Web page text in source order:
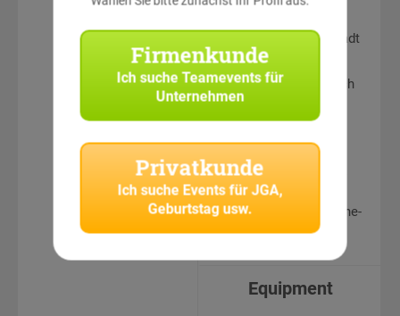
Punkten in der Stadt
Auswertung und
Siegerehrung durch
erfahrene
CityHunters
Teamguides
Teamleistungen &
Fotos in
geschütztem Online-
Bereich einsehbar
Equipment
Firmenkunde
Ich sucheTeamevents für
Unternehmen
Privatkunde
Ich suche Events für JGA,
Geburtstag usw.